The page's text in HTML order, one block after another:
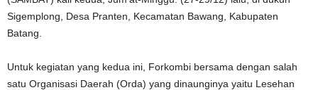
Sigemplong, Desa Pranten, Kecamatan Bawang, Kabupaten
Batang.
Untuk kegiatan yang kedua ini, Forkombi bersama dengan salah
satu Organisasi Daerah (Orda) yang dinaunginya yaitu Lesehan